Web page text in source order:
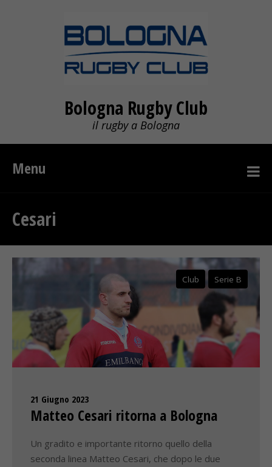
Bologna Rugby Club
il rugby a Bologna
Menu
Cesari
Club Serie B
21 Giugno 2023
Matteo Cesari ritorna a Bologna
Un gradito e importante ritorno quello della
seconda linea Matteo Cesari, che dopo le due